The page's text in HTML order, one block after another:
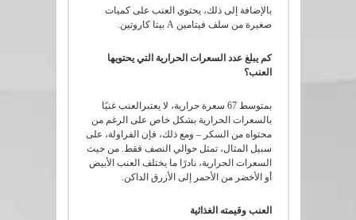
بالإضافة إلى ذلك، يحتوي العنب على كميات
صغيرة من سلف فيتامين A بيتا كاروتين.
كم يبلغ عدد السعرات الحرارية التي يحتويها
العنب؟
بمتوسط 67 سعرة حرارية، لا يعتبرالعنب غنيًا
بالسعرات الحرارية بشكل خاص على الرغم من
محتواه من السكر – ومع ذلك، فإن الفراولة، على
سبيل المثال، تمثل حوالي النصف فقط. من حيث
السعرات الحرارية، نادرًا ما يختلف العنب الأبيض
أو الأخضر من الأحمر إلى الأزرق الداكن.
العنب وقيمته الغذائية